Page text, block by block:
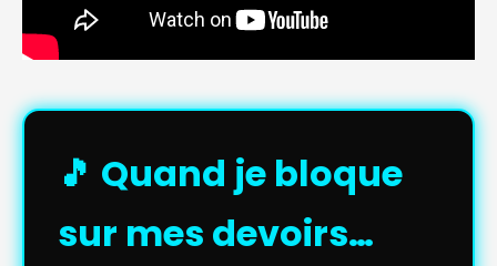
🎵 Quand je bloque
sur mes devoirs…